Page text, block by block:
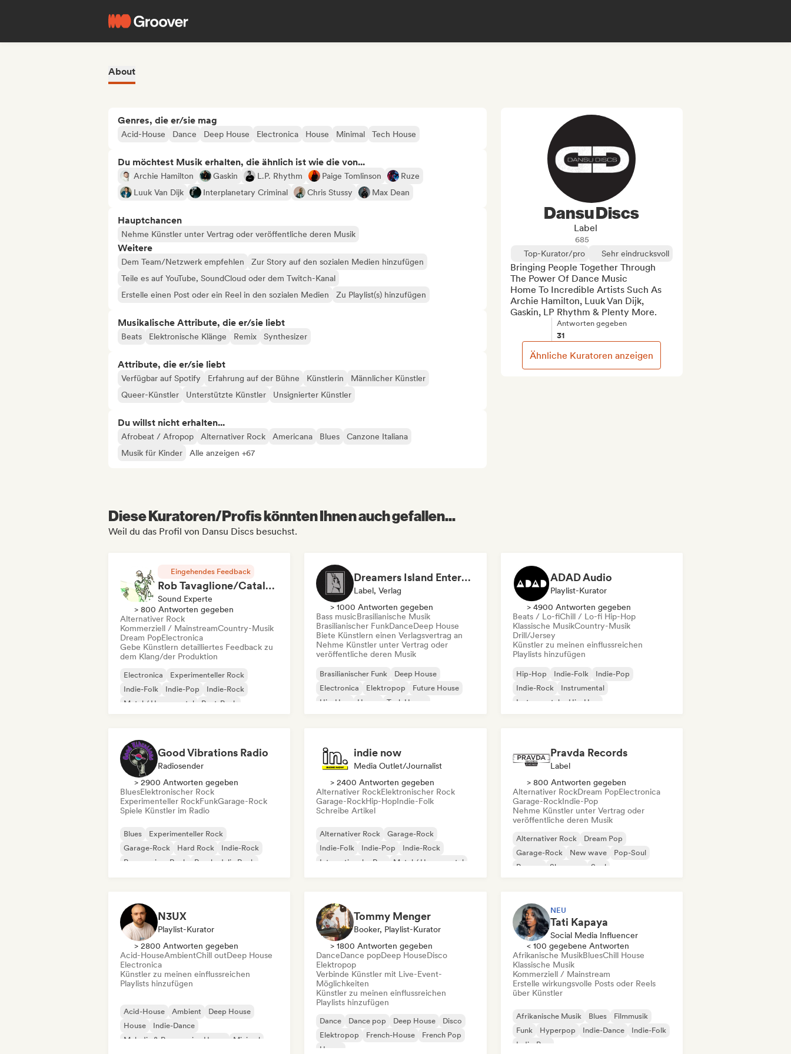
About
Genres, die er/sie mag
Acid-House Dance Deep House Electronica House Minimal Tech House
Du möchtest Musik erhalten, die ähnlich ist wie die von...
Archie Hamilton Gaskin L.P. Rhythm Paige Tomlinson
Ruze
Luuk Van Dijk
Interplanetary Criminal Chris Stussy Max Dean
Hauptchancen
Nehme Künstler unter Vertrag oder veröffentliche deren Musik
Weitere
Dem Team/Netzwerk empfehlen
Zur Story auf den sozialen Medien hinzufügen
Teile es auf YouTube, SoundCloud oder dem Twitch-Kanal
Erstelle einen Post oder ein Reel in den sozialen Medien
Zu Playlist(s) hinzufügen
Musikalische Attribute, die er/sie liebt
Beats Elektronische Klänge Remix Synthesizer
Attribute, die er/sie liebt
Verfügbar auf Spotify Erfahrung auf der Bühne Künstlerin
Männlicher Künstler
Queer-Künstler
Unterstützte Künstler Unsignierter Künstler
Du willst nicht erhalten...
Afrobeat / Afropop Alternativer Rock Americana Blues
Canzone Italiana
Musik für Kinder
Alle anzeigen +67
Dansu Discs
Label
685
Top-Kurator/pro
Sehr eindrucksvoll
Bringing People Together Through
The Power Of Dance Music
Home To Incredible Artists Such As
Archie Hamilton, Luuk Van Dijk,
Gaskin, LP Rhythm & Plenty More.
Antworten gegeben
31
Ähnliche Kuratoren anzeigen
Diese Kuratoren/Profis könnten Ihnen auch gefallen...
Weil du das Profil von Dansu Discs besuchst.
Eingehendes Feedback
Rob Tavaglione/Catalyst Recording
Sound Experte
> 800 Antworten gegeben
Alternativer Rock
Kommerziell / MainstreamCountry-Musik
Dream PopElectronica
Gebe Künstlern detailliertes Feedback zu
dem Klang/der Produktion
Electronica
Experimenteller Rock
Indie-Folk
Indie-Pop
Indie-Rock
Metal / Heavy metal
Post-Punk
Dreamers Island Entertainment
Label, Verlag
> 1000 Antworten gegeben
Bass musicBrasilianische Musik
Brasilianischer FunkDanceDeep House
Biete Künstlern einen Verlagsvertrag an
Nehme Künstler unter Vertrag oder
veröffentliche deren Musik
Brasilianischer Funk
Deep House
Electronica
Elektropop
Future House
Hip-Hop
House Tech House
ADAD Audio
Playlist-Kurator
> 4900 Antworten gegeben
Beats / Lo-fiChill / Lo-fi Hip-Hop
Klassische MusikCountry-Musik
Drill/Jersey
Künstler zu meinen einflussreichen
Playlists hinzufügen
Hip-Hop Indie-Folk
Indie-Pop
Indie-Rock
Instrumental
Instrumentaler Hip-Hop
Good Vibrations Radio
Radiosender
> 2900 Antworten gegeben
BluesElektronischer Rock
Experimenteller RockFunkGarage-Rock
Spiele Künstler im Radio
Blues
Experimenteller Rock
Garage-Rock
Hard Rock
Indie-Rock
Progressiver Rock
Psychedelic Rock
indie now
Media Outlet/Journalist
> 2400 Antworten gegeben
Alternativer RockElektronischer Rock
Garage-RockHip-HopIndie-Folk
Schreibe Artikel
Alternativer Rock
Garage-Rock
Indie-Folk
Indie-Pop
Indie-Rock
Internationaler Rap
Metal / Heavy metal
Pravda Records
Label
> 800 Antworten gegeben
Alternativer RockDream PopElectronica
Garage-RockIndie-Pop
Nehme Künstler unter Vertrag oder
veröffentliche deren Musik
Alternativer Rock
Dream Pop
Garage-Rock
New wave
Pop-Soul
Reggae
Shoegaze Soul
N3UX
Playlist-Kurator
> 2800 Antworten gegeben
Acid-HouseAmbientChill outDeep House
Electronica
Künstler zu meinen einflussreichen
Playlists hinzufügen
Acid-House Ambient
Deep House
House
Indie-Dance
Melodic & Progressive House
Minimal
Tommy Menger
Booker, Playlist-Kurator
> 1800 Antworten gegeben
DanceDance popDeep HouseDisco
Elektropop
Verbinde Künstler mit Live-Event-
Möglichkeiten
Künstler zu meinen einflussreichen
Playlists hinzufügen
Dance Dance pop Deep House
Disco
Elektropop
French-House
French Pop
House
NEU
Tati Kapaya
Social Media Influencer
< 100 gegebene Antworten
Afrikanische MusikBluesChill House
Klassische Musik
Kommerziell / Mainstream
Erstelle wirkungsvolle Posts oder Reels
über Künstler
Afrikanische Musik Blues
Filmmusik
Funk
Hyperpop Indie-Dance
Indie-Folk
Indie-Pop